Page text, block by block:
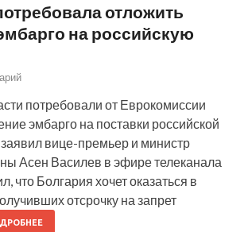
отложить
на российскую
потребовали от Еврокомиссии
эмбарго на поставки российской
вице-премьер и министр
Асен Василев в эфире телеканала
что Болгария хочет оказаться в
отсрочку на запрет